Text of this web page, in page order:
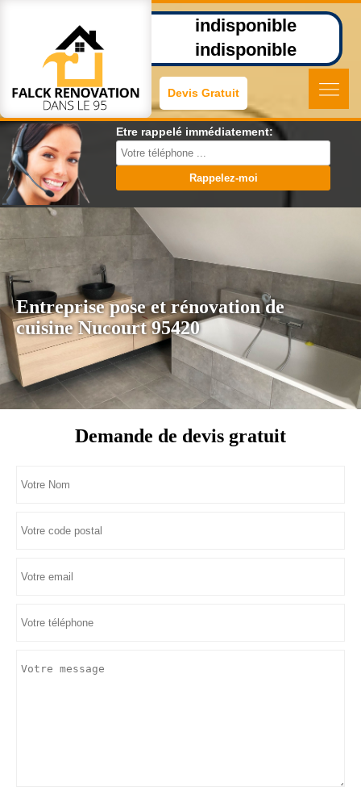
indisponible
indisponible
Devis Gratuit
Etre rappelé immédiatement:
Entreprise pose et rénovation de
cuisine Nucourt 95420
Demande de devis gratuit